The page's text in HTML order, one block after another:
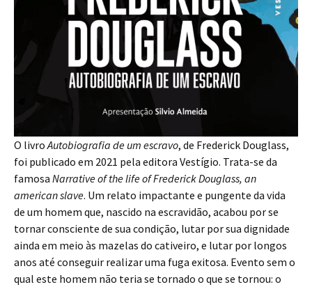
O livroAutobiografia de um escravo, de Frederick Douglass,
foi publicado em 2021 pela editora Vestígio. Trata-se da
famosa Narrative of the life of Frederick Douglass, an
american slave. Um relato impactante e pungente da vida
de um homem que, nascido na escravidão, acabou por se
tornar consciente de sua condição, lutar por sua dignidade
ainda em meio às mazelas do cativeiro, e lutar por longos
anos até conseguir realizar uma fuga exitosa. Evento sem o
qual este homem não teria se tornado o que se tornou: o